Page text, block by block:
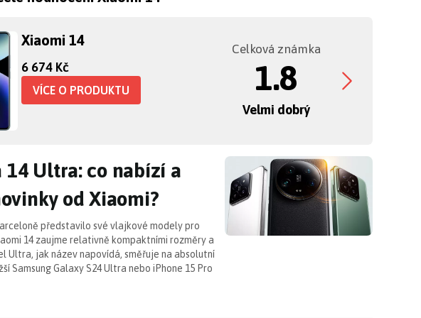
Xiaomi 14
6 674 Kč
VÍCE O PRODUKTU
Celková známka
1.8
Velmi dobrý
14 Ultra: co nabízí a kolik stojí novinky od
14 Ultra: co nabízí a
od Xiaomi?
představilo své vlajkové modely pro
14 zaujme relativně kompaktními rozměry a
Ultra, jak název napovídá, směřuje na absolutní
Samsung Galaxy S24 Ultra nebo iPhone 15 Pro